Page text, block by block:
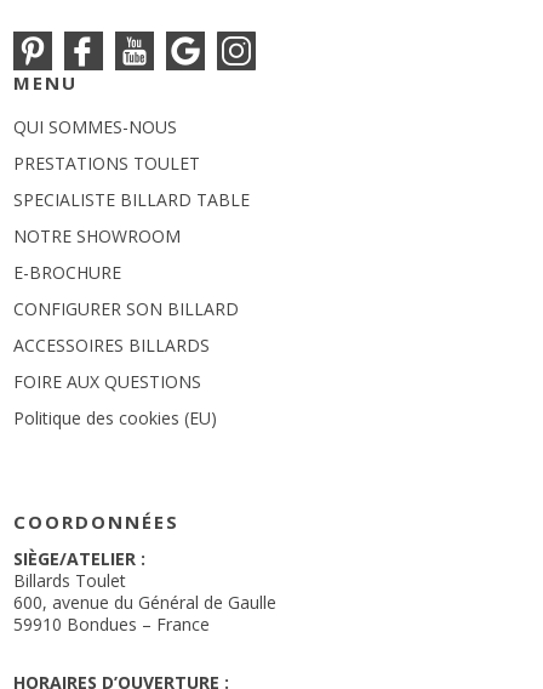
MENU
QUI SOMMES-NOUS
PRESTATIONS TOULET
SPECIALISTE BILLARD TABLE
NOTRE SHOWROOM
E-BROCHURE
CONFIGURER SON BILLARD
ACCESSOIRES BILLARDS
FOIRE AUX QUESTIONS
Politique des cookies (EU)
COORDONNÉES
SIÈGE/ATELIER :
Billards Toulet
600, avenue du Général de Gaulle
59910 Bondues – France
HORAIRES D’OUVERTURE :